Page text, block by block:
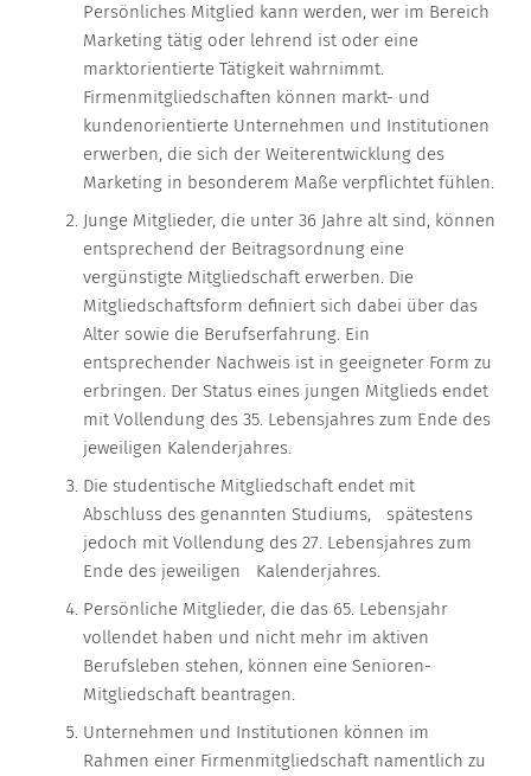
Persönliches Mitglied kann werden, wer im Bereich
Marketing tätig oder lehrend ist oder eine
marktorientierte Tätigkeit wahrnimmt.
Firmenmitgliedschaften können markt- und
kundenorientierte Unternehmen und Institutionen
erwerben, die sich der Weiterentwicklung des
Marketing in besonderem Maße verpflichtet fühlen.
Junge Mitglieder, die unter 36 Jahre alt sind, können
entsprechend der Beitragsordnung eine
vergünstigte Mitgliedschaft erwerben. Die
Mitgliedschaftsform definiert sich dabei über das
Alter sowie die Berufserfahrung. Ein
entsprechender Nachweis ist in geeigneter Form zu
erbringen. Der Status eines jungen Mitglieds endet
mit Vollendung des 35. Lebensjahres zum Ende des
jeweiligen Kalenderjahres.
Die studentische Mitgliedschaft endet mit
Abschluss des genannten Studiums, spätestens
jedoch mit Vollendung des 27. Lebensjahres zum
Ende des jeweiligen Kalenderjahres.
Persönliche Mitglieder, die das 65. Lebensjahr
vollendet haben und nicht mehr im aktiven
Berufsleben stehen, können eine Senioren-
Mitgliedschaft beantragen.
Unternehmen und Institutionen können im
Rahmen einer Firmenmitgliedschaft namentlich zu